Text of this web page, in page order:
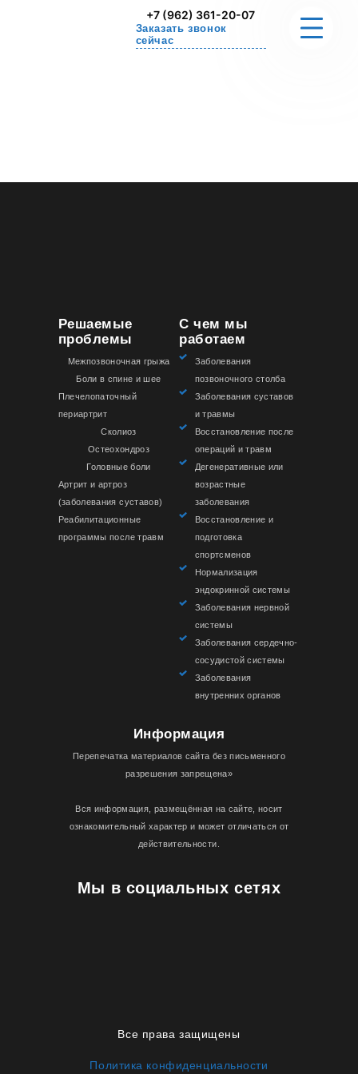
+7 (962) 361-20-07
Заказать звонок
сейчас
СТОИМОСТЬ
Мы в социальных сетях
Решаемые
проблемы
Межпозвоночная грыжа
Боли в спине и шее
Плечелопаточный
периартрит
Сколиоз
Остеохондроз
Головные боли
Артрит и артроз
(заболевания суставов)
Реабилитационные
программы после травм
С чем мы
работаем
Заболевания
позвоночного столба
Заболевания суставов
и травмы
Восстановление после
операций и травм
Дегенеративные или
возрастные
заболевания
Восстановление и
подготовка
спортсменов
Нормализация
эндокринной системы
Заболевания нервной
системы
Заболевания сердечно-
сосудистой системы
Заболевания
внутренних органов
Информация
Перепечатка материалов сайта без письменного
разрешения запрещена»
Вся информация, размещённая на сайте, носит
ознакомительный характер и может отличаться от
действительности.
Все права защищены
Политика конфиденциальности